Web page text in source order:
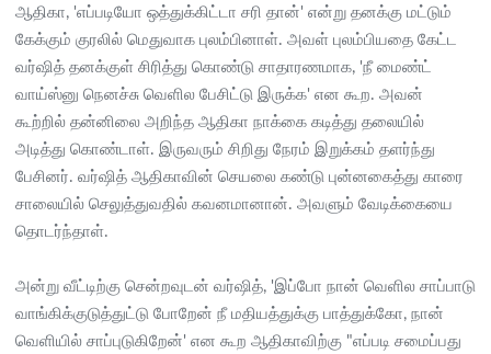
ஆதிகா, 'எப்படியோ ஒத்துக்கிட்டா சரி தான்' என்று தனக்கு மட்டும்
கேக்கும் குரலில் மெதுவாக புலம்பினாள். அவள் புலம்பியதை கேட்ட
வர்ஷித் தனக்குள் சிரித்து கொண்டு சாதாரணமாக, 'நீ மைண்ட்
வாய்ஸ்னு நெனச்சு வெளில பேசிட்டு இருக்க' என கூற. அவன்
கூற்றில் தன்னிலை அறிந்த ஆதிகா நாக்கை கடித்து தலையில்
அடித்து கொண்டாள். இருவரும் சிறிது நேரம் இறுக்கம் தளர்ந்து
பேசினர். வர்ஷித் ஆதிகாவின் செயலை கண்டு புன்னகைத்து காரை
சாலையில் செலுத்துவதில் கவனமானான். அவளும் வேடிக்கையை
தொடர்ந்தாள்.
அன்று வீட்டிற்கு சென்றவுடன் வர்ஷித், 'இப்போ நான் வெளில சாப்பாடு
வாங்கிக்குடுத்துட்டு போறேன் நீ மதியத்துக்கு பாத்துக்கோ, நான்
வெளியில் சாப்புடுகிறேன்' என கூற ஆதிகாவிற்கு "எப்படி சமைப்பது